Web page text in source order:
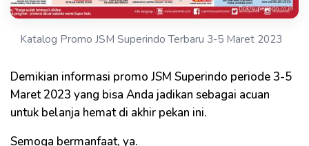
Katalog Promo JSM Superindo Terbaru 3-5 Maret 2023
Demikian informasi promo JSM Superindo periode 3-5
Maret 2023 yang bisa Anda jadikan sebagai acuan
untuk belanja hemat di akhir pekan ini.
Semoga bermanfaat, ya.